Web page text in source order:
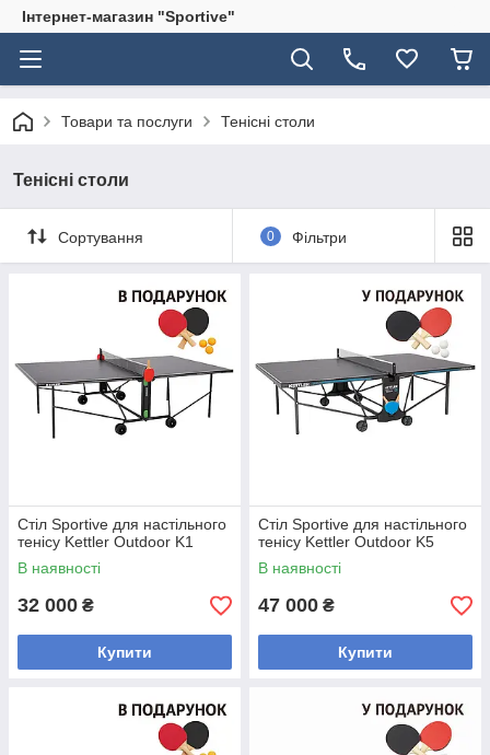
Інтернет-магазин "Sportive"
Товари та послуги Тенісні столи
Тенісні столи
Сортування 0 Фільтри
Стіл Sportive для настільного
тенісу Kettler Outdoor K1
В наявності
32 000 ₴
Купити
Стіл Sportive для настільного
тенісу Kettler Outdoor K5
В наявності
47 000 ₴
Купити